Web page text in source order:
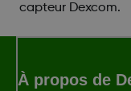
capteur Dexcom.
À propos de